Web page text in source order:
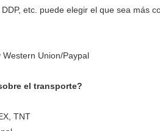
etc. puede elegir el que sea más
Union/Paypal
el transporte?
TNT